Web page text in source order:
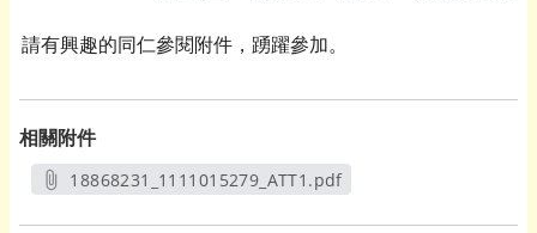
請有興趣的同仁參閱附件，踴躍參加。
相關附件
18868231_1111015279_ATT1.pdf